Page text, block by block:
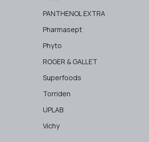
PANTHENOL EXTRA
Pharmasept
Phyto
ROGER & GALLET
Superfoods
Torriden
UPLAB
Vichy